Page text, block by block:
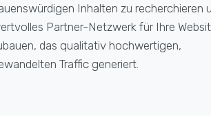
Inhalten zu recherchieren
Partner-Netzwerk für Ihre
das qualitativ hochwertigen,
Traffic generiert.